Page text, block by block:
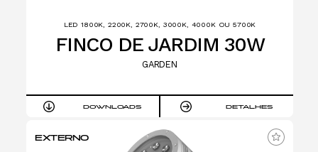
LED 1800K, 2200K, 2700K, 3000K, 4000K OU 5700K
FINCO DE JARDIM 30W
GARDEN
DOWNLOADS DETALHES
EXTERNO